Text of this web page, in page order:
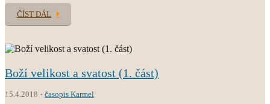
ČÍST DÁL
Boží velikost a svatost (1. část)
15.4.2018 časopis Karmel